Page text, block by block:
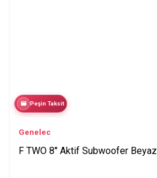
Peşin Taksit
Genelec
F TWO 8'' Aktif Subwoofer Beyaz